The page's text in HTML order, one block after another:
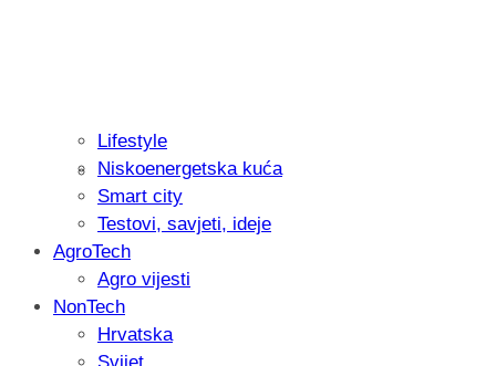
Recenzija: Philips All-in-One Trimmer
muškarcu
Lifestyle
Niskoenergetska kuća
Smart city
Testovi, savjeti, ideje
AgroTech
Agro vijesti
NonTech
Hrvatska